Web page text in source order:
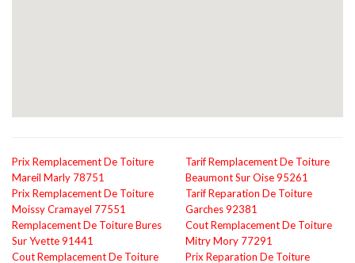
Prix Remplacement De Toiture
Mareil Marly 78751
Prix Remplacement De Toiture
Moissy Cramayel 77551
Remplacement De Toiture Bures
Sur Yvette 91441
Cout Remplacement De Toiture
Tarif Remplacement De Toiture
Beaumont Sur Oise 95261
Tarif Reparation De Toiture
Garches 92381
Cout Remplacement De Toiture
Mitry Mory 77291
Prix Reparation De Toiture